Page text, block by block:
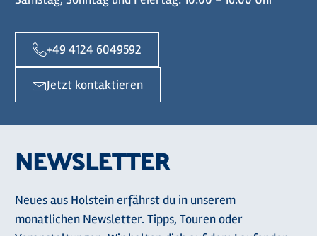
+49 4124 6049592
Jetzt kontaktieren
NEWSLETTER
Neues aus Holstein erfährst du in unserem
monatlichen Newsletter. Tipps, Touren oder